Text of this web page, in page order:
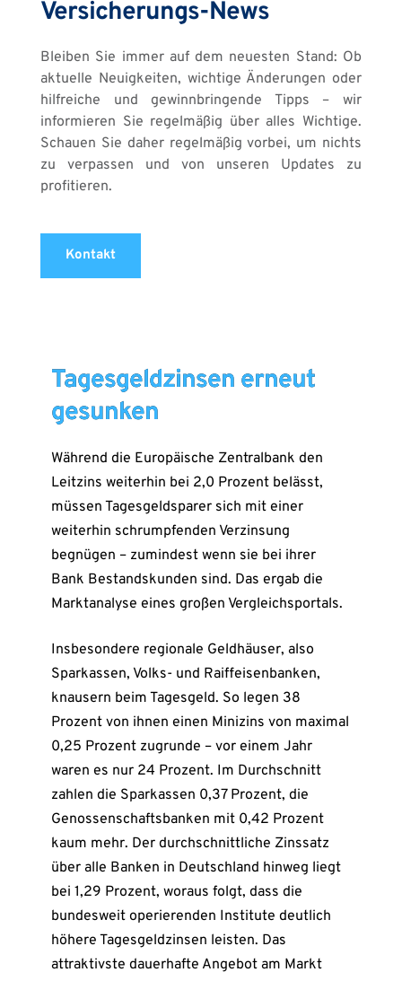
Versicherungs-News
Bleiben Sie immer auf dem neuesten Stand: Ob
aktuelle Neuigkeiten, wichtige Änderungen oder
hilfreiche und gewinnbringende Tipps – wir
informieren Sie regelmäßig über alles Wichtige.
Schauen Sie daher regelmäßig vorbei, um nichts
zu verpassen und von unseren Updates zu
profitieren.
Kontakt
Tagesgeldzinsen erneut
gesunken
Während die Europäische Zentralbank den
Leitzins weiterhin bei 2,0 Prozent belässt,
müssen Tagesgeldsparer sich mit einer
weiterhin schrumpfenden Verzinsung
begnügen – zumindest wenn sie bei ihrer
Bank Bestandskunden sind. Das ergab die
Marktanalyse eines großen Vergleichsportals.
Insbesondere regionale Geldhäuser, also
Sparkassen, Volks- und Raiffeisenbanken,
knausern beim Tagesgeld. So legen 38
Prozent von ihnen einen Minizins von maximal
0,25 Prozent zugrunde – vor einem Jahr
waren es nur 24 Prozent. Im Durchschnitt
zahlen die Sparkassen 0,37 Prozent, die
Genossenschaftsbanken mit 0,42 Prozent
kaum mehr. Der durchschnittliche Zinssatz
über alle Banken in Deutschland hinweg liegt
bei 1,29 Prozent, woraus folgt, dass die
bundesweit operierenden Institute deutlich
höhere Tagesgeldzinsen leisten. Das
attraktivste dauerhafte Angebot am Markt